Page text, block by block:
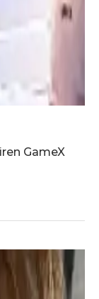
GameX